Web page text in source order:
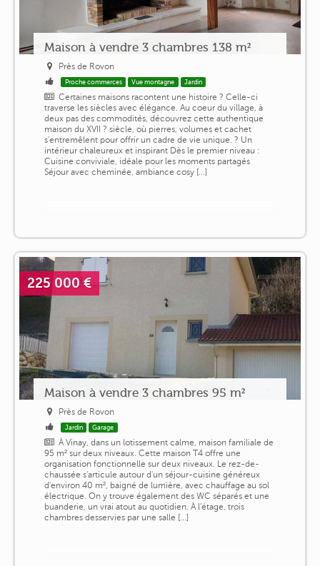
Maison à vendre 3 chambres 138 m²
Près de Rovon
Proche commerces Vue montagne Jardin
Certaines maisons racontent une histoire ? Celle-ci
traverse les siècles avec élégance. Au coeur du village, à
deux pas des commodités, découvrez cette authentique
maison du XVII ? siècle, où pierres, volumes et cachet
s'entremêlent pour offrir un cadre de vie unique. ? Un
intérieur chaleureux et inspirant Dès le premier niveau :
Cuisine conviviale, idéale pour les moments partagés
Séjour avec cheminée, ambiance cosy [...]
225 000 €
Maison à vendre 3 chambres 95 m²
Près de Rovon
Jardin Garage
À Vinay, dans un lotissement calme, maison familiale de
95 m² sur deux niveaux. Cette maison T4 offre une
organisation fonctionnelle sur deux niveaux. Le rez-de-
chaussée s'articule autour d'un séjour-cuisine généreux
d'environ 40 m², baigné de lumière, avec chauffage au sol
électrique. On y trouve également des WC séparés et une
buanderie, un vrai atout au quotidien. À l'étage, trois
chambres desservies par une salle [...]